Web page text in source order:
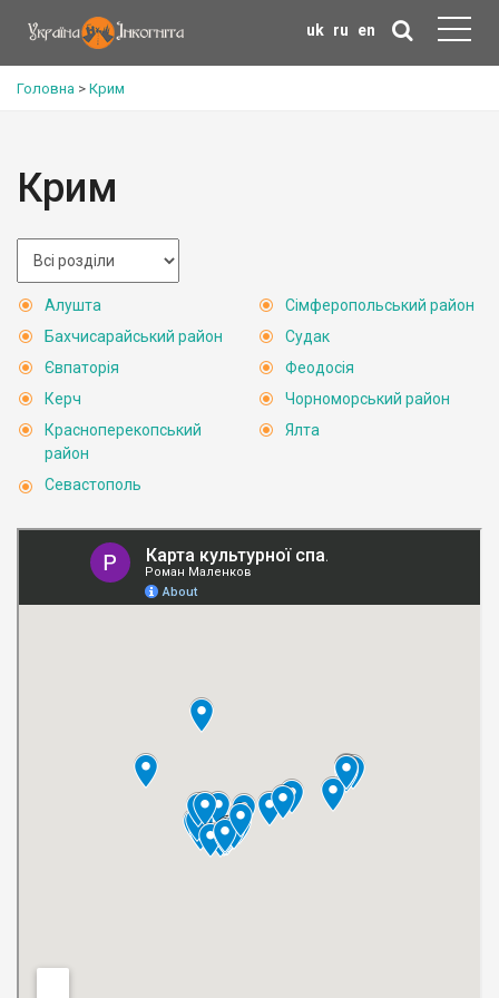
uk ru en
Головна > Крим
Крим
Алушта
Бахчисарайський район
Євпаторія
Керч
Красноперекопський
район
Севастополь
Сімферопольський район
Судак
Феодосія
Чорноморський район
Ялта